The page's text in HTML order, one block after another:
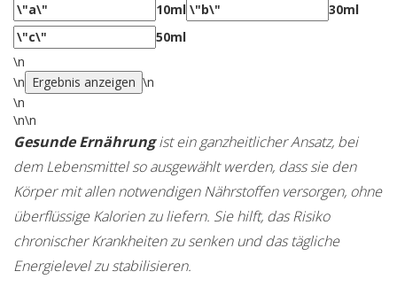
10ml
30ml
50ml
\n
\n Ergebnis anzeigen \n
\n
\n\n
Gesunde Ernährungist einganzheitlicher Ansatz, bei
dem Lebensmittel so ausgewählt werden, dass sie den
Körper mit allen notwendigen Nährstoffen versorgen, ohne
überflüssige Kalorien zu liefern. Sie hilft, das Risiko
chronischer Krankheiten zu senken und das tägliche
Energielevel zu stabilisieren.